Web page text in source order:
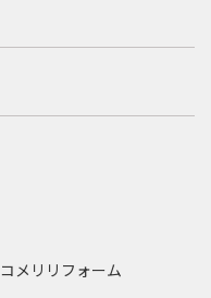
コメリリフォーム